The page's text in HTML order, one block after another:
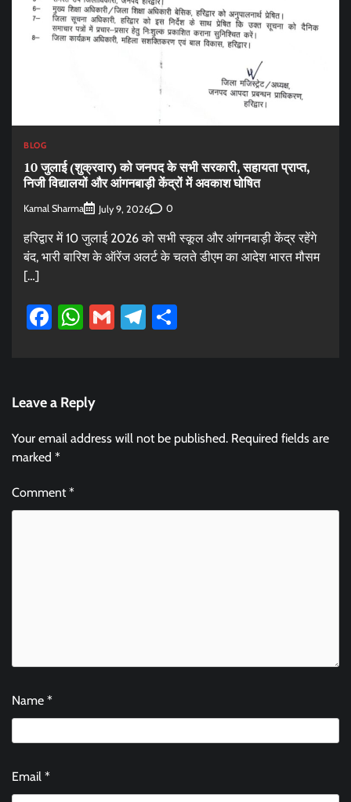
BLOG
10 जुलाई (शुक्रवार) को जनपद के सभी सरकारी, सहायता प्राप्त,
निजी विद्यालयों और आंगनबाड़ी केंद्रों में अवकाश घोषित
Kamal Sharma July 9, 2026 0
हरिद्वार में 10 जुलाई 2026 को सभी स्कूल और आंगनबाड़ी केंद्र रहेंगे
बंद, भारी बारिश के ऑरेंज अलर्ट के चलते डीएम का आदेश भारत मौसम
[…]
Facebook
WhatsApp
GmailTelegram
Leave a Reply
Your email address will not be published. Required fields are
marked *
Comment*
Name *
Email *